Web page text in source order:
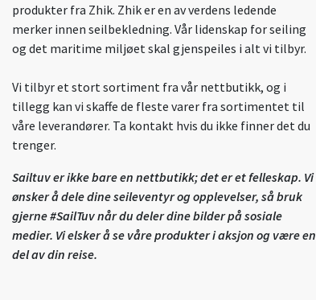
produkter fra Zhik. Zhik er en av verdens ledende
merker innen seilbekledning. Vår lidenskap for seiling
og det maritime miljøet skal gjenspeiles i alt vi tilbyr.
Vi tilbyr et stort sortiment fra vår nettbutikk, og i
tillegg kan vi skaffe de fleste varer fra sortimentet til
våre leverandører. Ta kontakt hvis du ikke finner det du
trenger.
Sailtuv er ikke bare en nettbutikk; det er et felleskap. Vi
ønsker å dele dine seileventyr og opplevelser, så bruk
gjerne #SailTuv når du deler dine bilder på sosiale
medier. Vi elsker å se våre produkter i aksjon og være en
del av din reise.